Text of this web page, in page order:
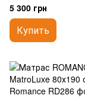
5 300 грн
Купить